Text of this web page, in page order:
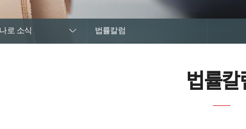
로 소식 법률칼럼
법률칼